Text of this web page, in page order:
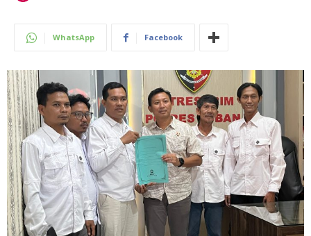
WhatsApp Facebook